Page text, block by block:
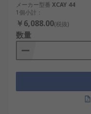
メーカー型番 XCAY 44
1個小計：
￥6,088.00(税抜)
数量